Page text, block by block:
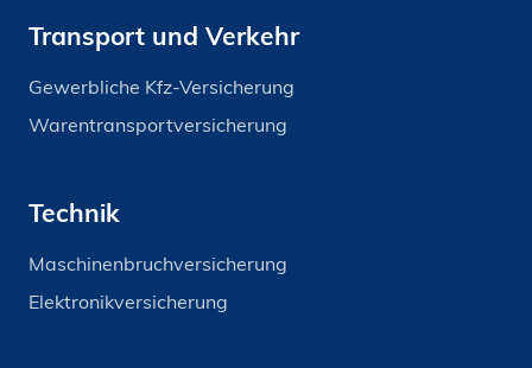
Transport und Verkehr
Gewerbliche Kfz-Versicherung
Warentransportversicherung
Technik
Maschinenbruchversicherung
Elektronikversicherung